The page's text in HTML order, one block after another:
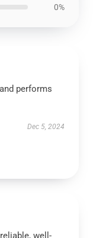
0%
performs
Dec 5, 2024
well-